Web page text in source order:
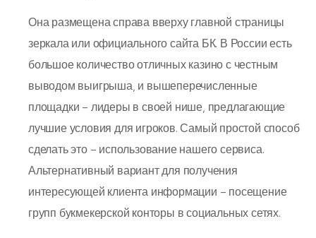
Она размещена справа вверху главной страницы
зеркала или официального сайта БК. В России есть
большое количество отличных казино с честным
выводом выигрыша, и вышеперечисленные
площадки – лидеры в своей нише, предлагающие
лучшие условия для игроков. Самый простой способ
сделать это – использование нашего сервиса.
Альтернативный вариант для получения
интересующей клиента информации – посещение
групп букмекерской конторы в социальных сетях.